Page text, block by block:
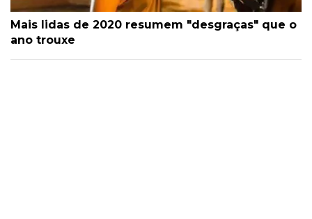
Mais lidas de 2020 resumem "desgraças" que o
ano trouxe